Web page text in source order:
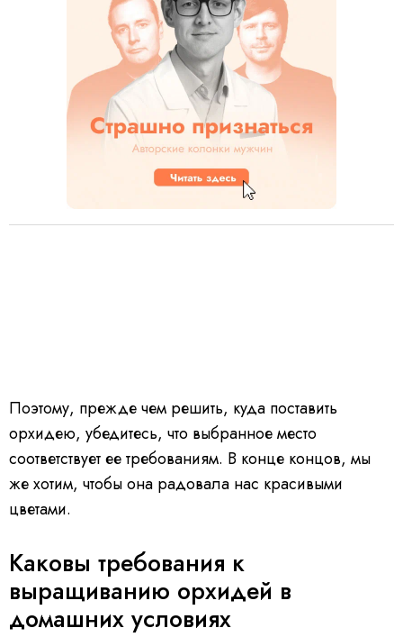
Поэтому, прежде чем решить, куда поставить
орхидею, убедитесь, что выбранное место
соответствует ее требованиям. В конце концов, мы
же хотим, чтобы она радовала нас красивыми
цветами.
Каковы требования к
выращиванию орхидей в
домашних условиях